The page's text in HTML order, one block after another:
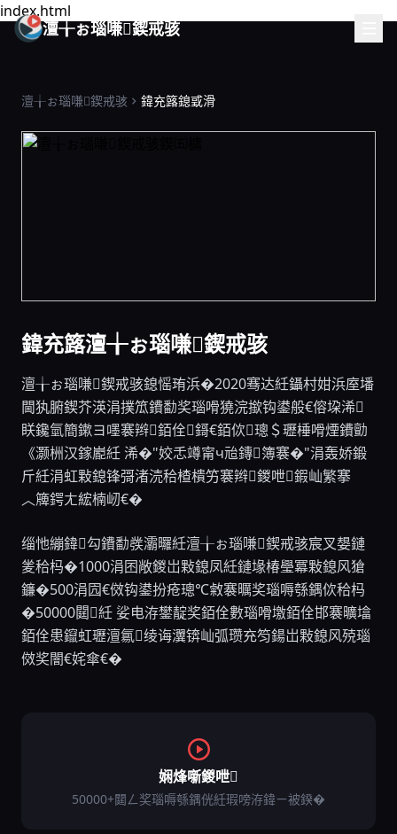
index.html
澶╁ぉ瑙嗛鍥戒骇
澶╁ぉ瑙嗛鍥戒骇 鍏充簬鎴戜滑
鍏充簬澶╁ぉ瑙嗛鍥戒骇
澶╁ぉ瑙嗛鍥戒骇鎴愮珛浜�2020骞达紝鑷村姏浜庢墦
閫犱腑鍥芥渶涓撲笟鐨勫奖瑙嗗獟浣撳钩鍙般€傛垜浠
眹鑱氫簡鏉ヨ嚜褰辫銆佺鎶€銆佽璁＄瓑棰嗗煙鐨勯
《灏栦汉鎵嶏紝 浠�"姣忎竴甯ч兘鏄簿褰�"涓轰娇鍛
斤紝涓虹敤鎴锋彁渚涜秴楂樻竻褰辫鍐呭鍜屾繁搴
︿簰鍔ㄤ綋楠屻€�
缁忚繃鍏勾鐨勫彂灞曪紝澶╁ぉ瑙嗛鍥戒骇宸叉嫢鏈
夎秴杩�1000涓囨敞鍐岀敤鎴凤紝鏈堟椿璺冪敤鎴风獊
鐮�500涓囥€傚钩鍙扮疮璁℃敹褰曞奖瑙嗕綔鍝佽秴杩
�50000閮紝 娑电洊鐢靛奖銆佺數瑙嗗墽銆佺邯褰曠墖
銆佺患鑹虹瓑澶氱绫诲瀷锛屾弧瓒充笉鍚岀敤鎴风殑瑙
傚奖闇€姹傘€�
娴烽噺鍐呭
50000+閮ㄥ奖瑙嗕綔鍝侊紝瑕嗙洊鍏ㄧ被鍨�